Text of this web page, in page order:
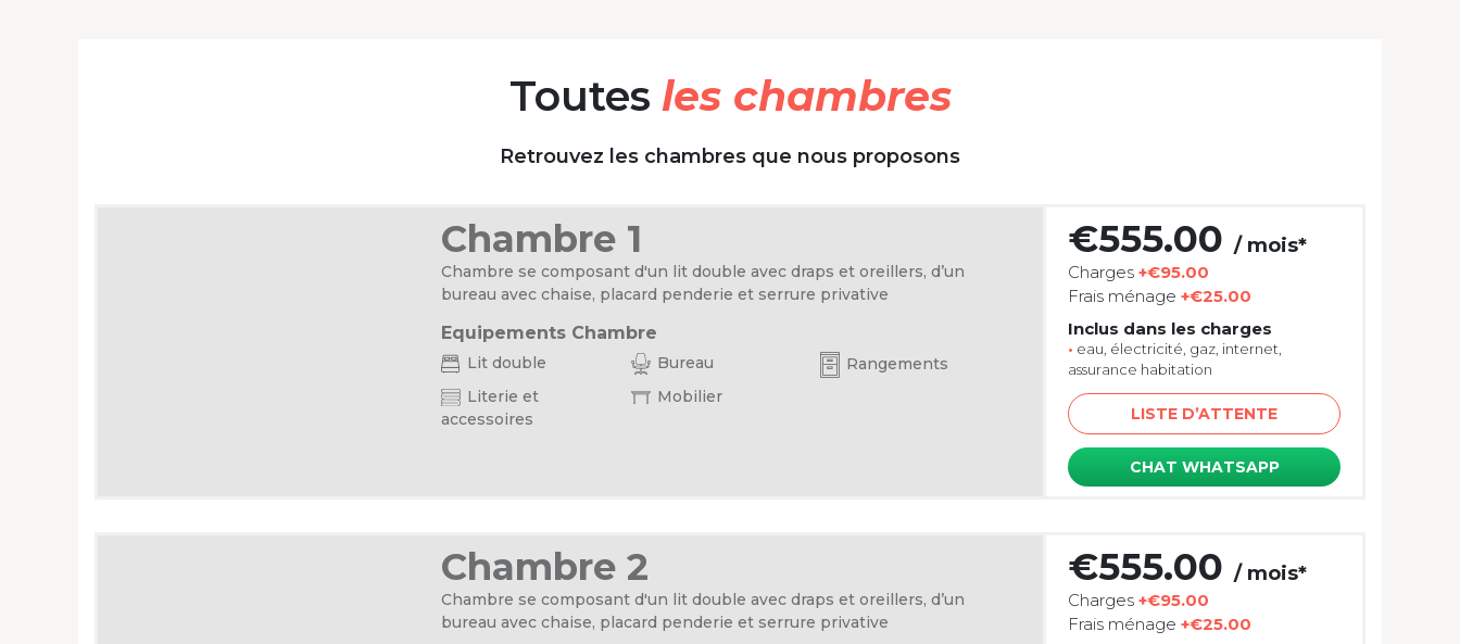
Toutes les chambres
Retrouvez les chambres que nous proposons
Chambre 1
Chambre se composant d'un lit double avec draps et oreillers, d’un
bureau avec chaise, placard penderie et serrure privative
Equipements Chambre
Lit double Bureau
Rangements
Literie et
accessoires
Mobilier
€555.00 / mois*
Charges +€95.00
Frais ménage +€25.00
Inclus dans les charges
• eau, électricité, gaz, internet,
assurance habitation
LISTE D’ATTENTE
CHAT WHATSAPP
Chambre 2
Chambre se composant d'un lit double avec draps et oreillers, d’un
bureau avec chaise, placard penderie et serrure privative
€555.00 / mois*
Charges +€95.00
Frais ménage +€25.00